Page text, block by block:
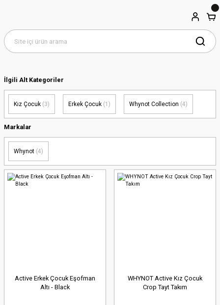
İlgili Alt Kategoriler
Kız Çocuk (3) Erkek Çocuk (1) Whynot Collection (4)
Markalar
Whynot (4)
Active Erkek Çocuk Eşofman
Altı - Black
WHYNOT Active Kız Çocuk
Crop Tayt Takım